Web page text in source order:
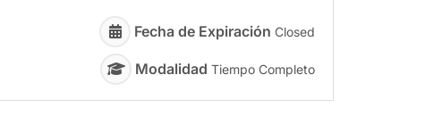
Fecha de Expiración Closed
Modalidad Tiempo Completo